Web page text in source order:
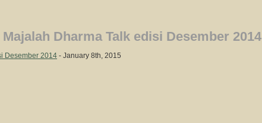
Majalah Dharma Talk edisi Desember 2014
Desember 2014 - January 8th, 2015